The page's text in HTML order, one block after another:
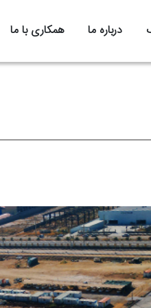
درباره ما همکاری با ما